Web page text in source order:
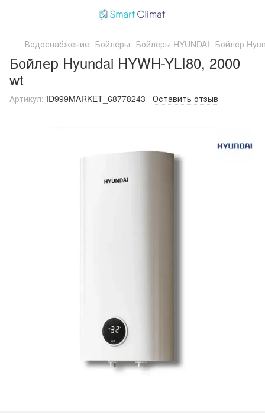
Водоснабжение Бойлеры Бойлеры HYUNDAI Бойлер
Бойлер Hyundai HYWH-YLI80, 2000
wt
Артикул: ID999MARKET_68778243 Оставить отзыв